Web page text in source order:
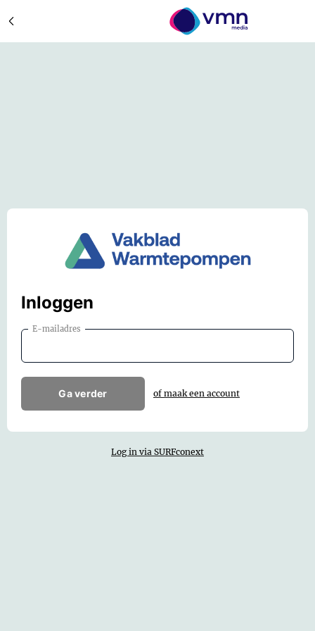
Inloggen
E-mailadres
Ga verder of maak een account
Log in via SURFconext